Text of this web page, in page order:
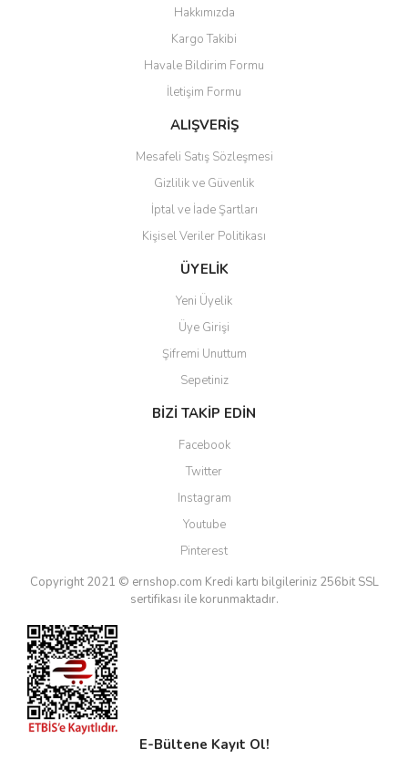
Ürün resmi kalitesiz, bozuk veya görüntülenemiyor.
Ürün açıklamasında eksik bilgiler bulunuyor.
Ürün bilgilerinde hatalar bulunuyor.
Ürün fiyatı diğer sitelerden daha pahalı.
Bu ürüne benzer farklı alternatifler olmalı.
Gönder
Hakkımızda
Kargo Takibi
Havale Bildirim Formu
İletişim Formu
ALIŞVERİŞ
Mesafeli Satış Sözleşmesi
Gizlilik ve Güvenlik
İptal ve İade Şartları
Kişisel Veriler Politikası
ÜYELİK
Yeni Üyelik
Üye Girişi
Şifremi Unuttum
Sepetiniz
BİZİ TAKİP EDİN
Facebook
Twitter
Instagram
Youtube
Pinterest
Copyright 2021 © ernshop.com Kredi kartı bilgileriniz 256bit SSL
sertifikası ile korunmaktadır.
E-Bültene Kayıt Ol!